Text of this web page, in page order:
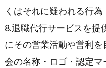
くはそれに疑われる行為
8.退職代行サービスを提
にその営業活動や営利
会の名称・ロゴ・認定